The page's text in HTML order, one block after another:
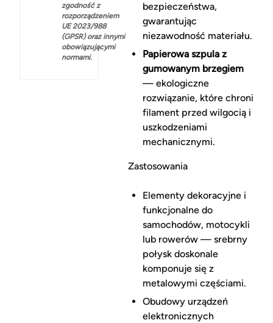
zgodność z
rozporządzeniem
UE 2023/988
(GPSR) oraz innymi
obowiązującymi
normami.
bezpieczeństwa,
gwarantując
niezawodność materiału.
Papierowa szpula z
gumowanym brzegiem
— ekologiczne
rozwiązanie, które chroni
filament przed wilgocią i
uszkodzeniami
mechanicznymi.
Zastosowania
Elementy dekoracyjne i
funkcjonalne do
samochodów, motocykli
lub rowerów — srebrny
połysk doskonale
komponuje się z
metalowymi częściami.
Obudowy urządzeń
elektronicznych